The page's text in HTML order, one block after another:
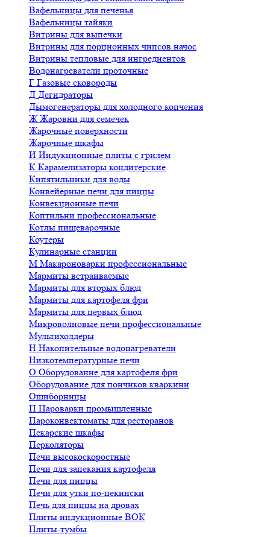
Вафельницы для печенья
Вафельницы тайяки
Витрины для выпечки
Витрины для порционных чипсов начос
Витрины тепловые для ингредиентов
Водонагреватели проточные
Г Газовые сковороды
Д Дегидраторы
Дымогенераторы для холодного копчения
ЖЖаровни для семечек
Жарочные поверхности
Жарочные шкафы
И Индукционные плиты с грилем
К Карамелизаторы кондитерские
Кипятильники для воды
Конвейерные печи для пиццы
Конвекционные печи
Коптильни профессиональные
Котлы пищеварочные
Коутеры
Кулинарные станции
М Макароноварки профессиональные
Мармиты встраиваемые
Мармиты для вторых блюд
Мармиты для картофеля фри
Мармиты для первых блюд
Микроволновые печи профессиональные
Мультихолдеры
Н Накопительные водонагреватели
Низкотемпературные печи
О Оборудование для картофеля фри
Оборудование для пончиков кваркини
Ошиборницы
П Пароварки промышленные
Пароконвектоматы для ресторанов
Пекарские шкафы
Перколяторы
Печи высокоскоростные
Печи для запекания картофеля
Печи для пиццы
Печи для утки по-пекински
Печь для пиццы на дровах
Плиты индукционные ВОК
Плиты-тумбы